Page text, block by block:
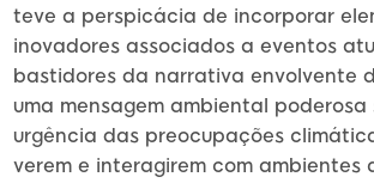
teve a perspicácia de incorporar
inovadores associados a eventos
bastidores da narrativa envolvente
uma mensagem ambiental poderosa
urgência das preocupações
verem e interagirem com ambientes